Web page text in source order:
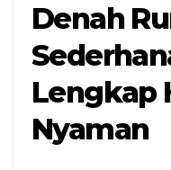
Denah
Lengkap
Nyaman